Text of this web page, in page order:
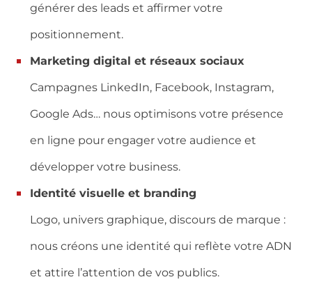
générer des leads et affirmer votre
positionnement.
Marketing digital et réseaux sociaux
Campagnes LinkedIn, Facebook, Instagram,
Google Ads… nous optimisons votre présence
en ligne pour engager votre audience et
développer votre business.
Identité visuelle et branding
Logo, univers graphique, discours de marque :
nous créons une identité qui reflète votre ADN
et attire l’attention de vos publics.